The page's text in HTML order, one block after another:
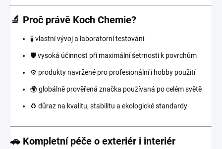
🔬 Proč právě Koch Chemie?
🧪 vlastní vývoj a laboratorní testování
🛡️ vysoká účinnost při maximální šetrnosti k povrchům
⚙️ produkty navržené pro profesionální i hobby použití
🌍 globálně prověřená značka používaná po celém světě
♻️ důraz na kvalitu, stabilitu a ekologické standardy
🚗 Kompletní péče o exteriér i interiér